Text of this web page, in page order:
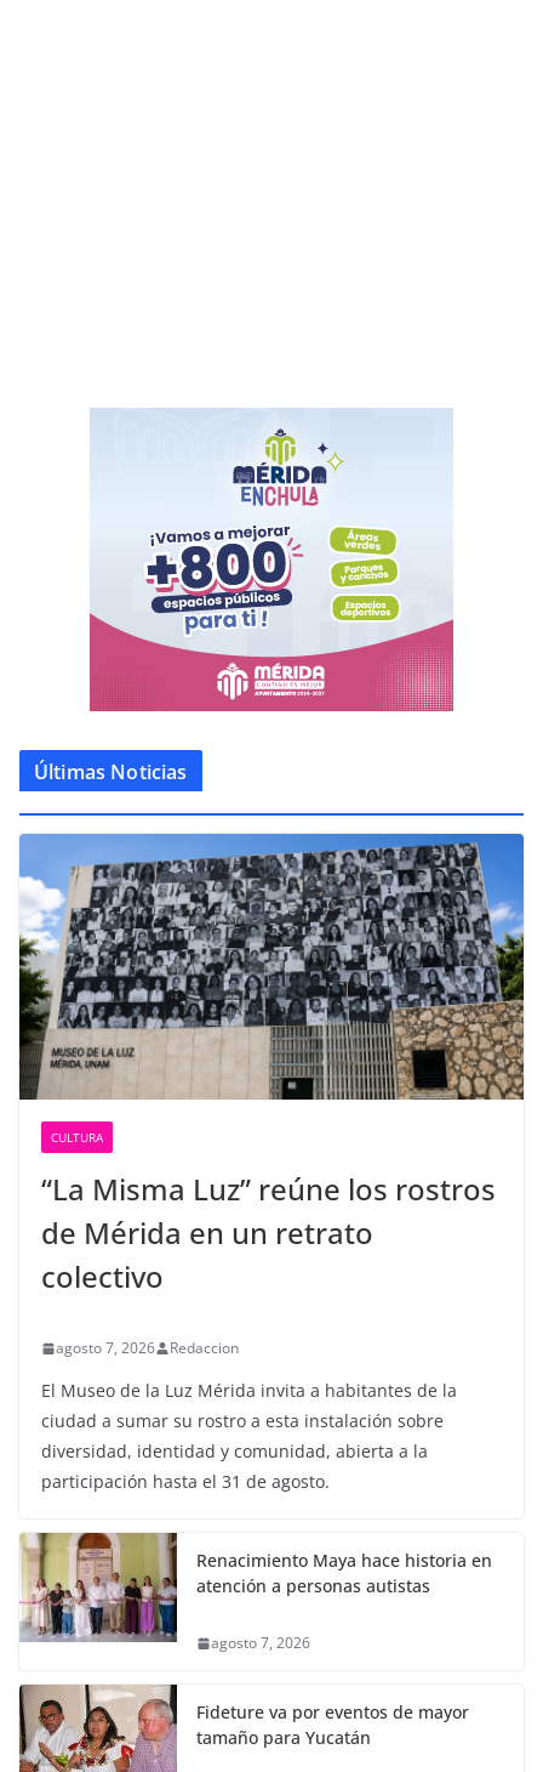
Últimas Noticias
CULTURA
“La Misma Luz” reúne los rostros
de Mérida en un retrato
colectivo
agosto 7, 2026 Redaccion
El Museo de la Luz Mérida invita a habitantes de la
ciudad a sumar su rostro a esta instalación sobre
diversidad, identidad y comunidad, abierta a la
participación hasta el 31 de agosto.
Renacimiento Maya hace historia en
atención a personas autistas
agosto 7, 2026
Fideture va por eventos de mayor
tamaño para Yucatán